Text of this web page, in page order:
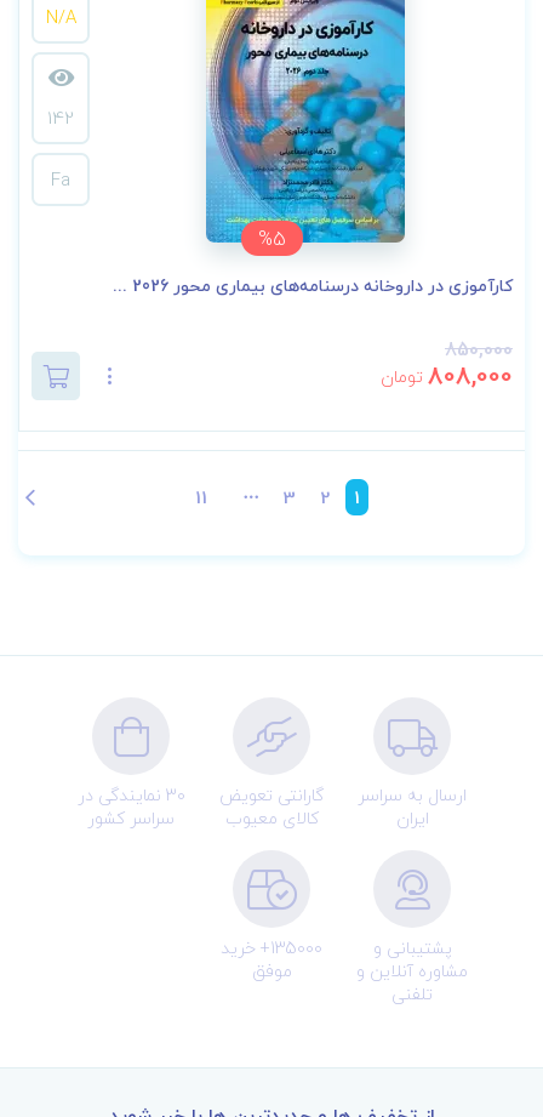
%5
N/A
142
Fa
کارآموزی در داروخانه درسنامه‌های بیماری محور 2026 ...
850,000
808,000 تومان
1
2
3
11
ارسال به سراسر
ایران
گارانتی تعویض
کالای معیوب
30 نمایندگی در
سراسر کشور
پشتیبانی و
مشاوره آنلاین و
تلفنی
135000+ خرید
موفق